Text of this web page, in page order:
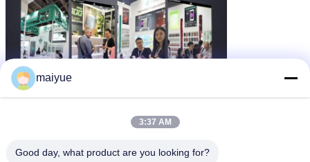
maiyue
3:37 AM
Good day, what product are you looking for?